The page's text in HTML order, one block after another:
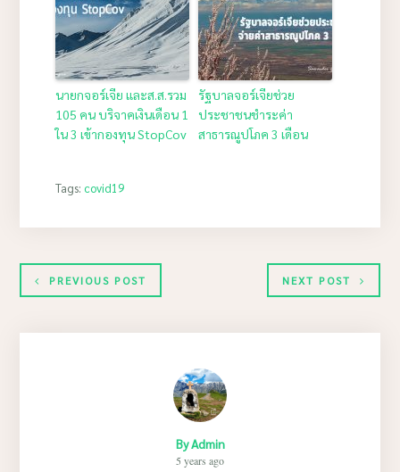
นายกจอร์เจีย และส.ส.รวม
105 คน บริจาคเงินเดือน 1
ใน 3 เข้ากองทุน StopCov
รัฐบาลจอร์เจียช่วย
ประชาชนชำระค่า
สาธารณูปโภค 3 เดือน
Tags:covid19
PREVIOUS POST NEXT POST
ByAdmin
5 years ago